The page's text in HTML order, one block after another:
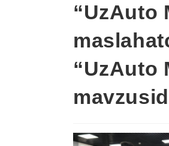
“UzAuto
“UzAuto